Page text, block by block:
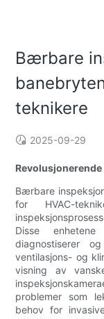
Bærbare
teknikere
2025-09-29
Bærbare
for HVAC-
Disse
diagnostiserer
ventilasjons- og
visning av
problemer som
behov for